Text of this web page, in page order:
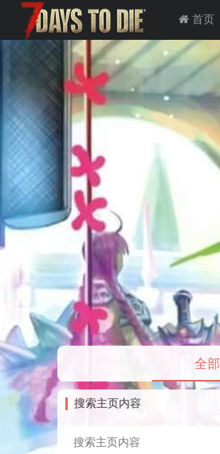
首页
全部
搜索主页内容